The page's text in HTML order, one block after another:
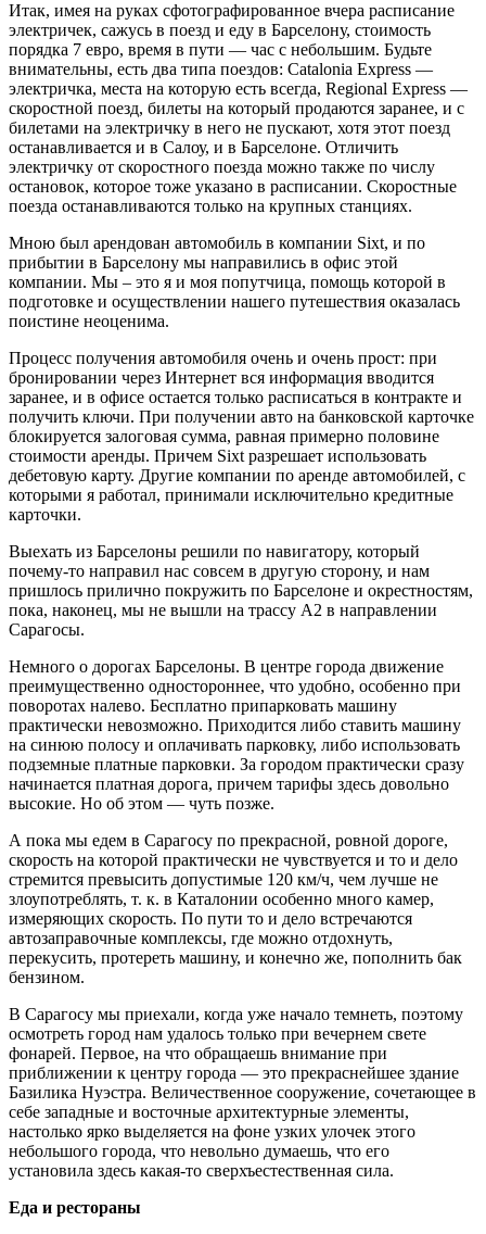
Итак, имея на руках сфотографированное вчера расписание
электричек, сажусь в поезд и еду в Барселону, стоимость
порядка 7 евро, время в пути — час с небольшим. Будьте
внимательны, есть два типа поездов: Catalonia Express —
электричка, места на которую есть всегда, Regional Express —
скоростной поезд, билеты на который продаются заранее, и с
билетами на электричку в него не пускают, хотя этот поезд
останавливается и в Салоу, и в Барселоне. Отличить
электричку от скоростного поезда можно также по числу
остановок, которое тоже указано в расписании. Скоростные
поезда останавливаются только на крупных станциях.
Мною был арендован автомобиль в компании Sixt, и по
прибытии в Барселону мы направились в офис этой
компании. Мы – это я и моя попутчица, помощь которой в
подготовке и осуществлении нашего путешествия оказалась
поистине неоценима.
Процесс получения автомобиля очень и очень прост: при
бронировании через Интернет вся информация вводится
заранее, и в офисе остается только расписаться в контракте и
получить ключи. При получении авто на банковской карточке
блокируется залоговая сумма, равная примерно половине
стоимости аренды. Причем Sixt разрешает использовать
дебетовую карту. Другие компании по аренде автомобилей, с
которыми я работал, принимали исключительно кредитные
карточки.
Выехать из Барселоны решили по навигатору, который
почему-то направил нас совсем в другую сторону, и нам
пришлось прилично покружить по Барселоне и окрестностям,
пока, наконец, мы не вышли на трассу A2 в направлении
Сарагосы.
Немного о дорогах Барселоны. В центре города движение
преимущественно одностороннее, что удобно, особенно при
поворотах налево. Бесплатно припарковать машину
практически невозможно. Приходится либо ставить машину
на синюю полосу и оплачивать парковку, либо использовать
подземные платные парковки. За городом практически сразу
начинается платная дорога, причем тарифы здесь довольно
высокие. Но об этом — чуть позже.
А пока мы едем в Сарагосу по прекрасной, ровной дороге,
скорость на которой практически не чувствуется и то и дело
стремится превысить допустимые 120 км/ч, чем лучше не
злоупотреблять, т. к. в Каталонии особенно много камер,
измеряющих скорость. По пути то и дело встречаются
автозаправочные комплексы, где можно отдохнуть,
перекусить, протереть машину, и конечно же, пополнить бак
бензином.
В Сарагосу мы приехали, когда уже начало темнеть, поэтому
осмотреть город нам удалось только при вечернем свете
фонарей. Первое, на что обращаешь внимание при
приближении к центру города — это прекраснейшее здание
Базилика Нуэстра. Величественное сооружение, сочетающее в
себе западные и восточные архитектурные элементы,
настолько ярко выделяется на фоне узких улочек этого
небольшого города, что невольно думаешь, что его
установила здесь какая-то сверхъестественная сила.
Еда и рестораны